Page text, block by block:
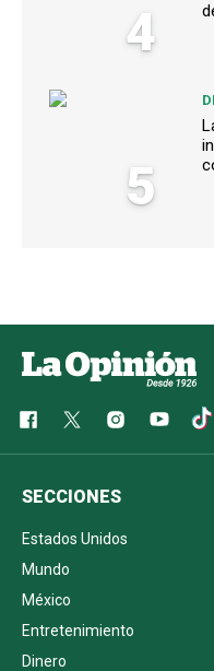
4
5
SECCIONES
Estados Unidos
Mundo
México
Entretenimiento
Dinero